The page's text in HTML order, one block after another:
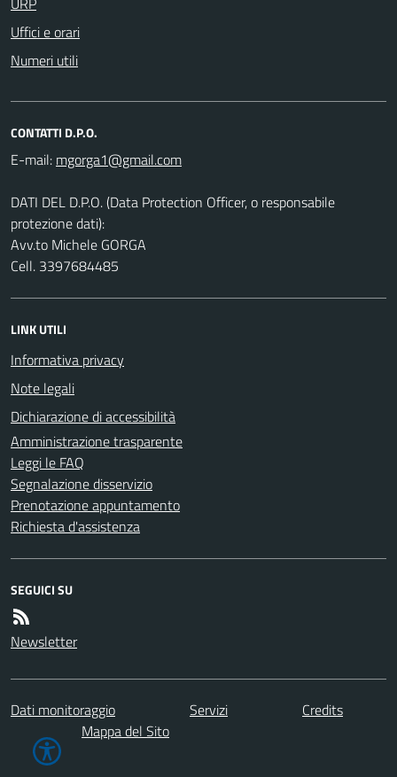
Uffici e orari
Numeri utili
CONTATTI D.P.O.
E-mail:
DATI DEL D.P.O. (Data Protection Officer, o responsabile
protezione dati):
Avv.to Michele GORGA
Cell. 3397684485
LINK UTILI
Informativa privacy
Note legali
Dichiarazione di accessibilità
Amministrazione trasparente
Leggi le FAQ
Segnalazione disservizio
Prenotazione appuntamento
Richiesta d'assistenza
SEGUICI SU
Newsletter
Dati monitoraggio Servizi
Credits
Mappa del Sito